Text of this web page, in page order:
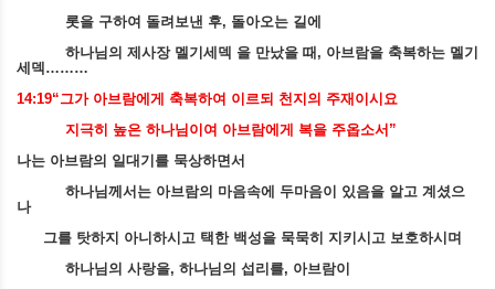
롯을 구하여 돌려보낸 후, 돌아오는 길에
하나님의 제사장 멜기세덱 을 만났을 때, 아브람을 축복하는 멜기
세덱………
14:19“그가 아브람에게 축복하여 이르되 천지의 주재이시요
지극히 높은 하나님이여 아브람에게 복을 주옵소서”
나는 아브람의 일대기를 묵상하면서
하나님께서는 아브람의 마음속에 두마음이 있음을 알고 계셨으
나
그를 탓하지 아니하시고 택한 백성을 묵묵히 지키시고 보호하시며
하나님의 사랑을, 하나님의 섭리를, 아브람이